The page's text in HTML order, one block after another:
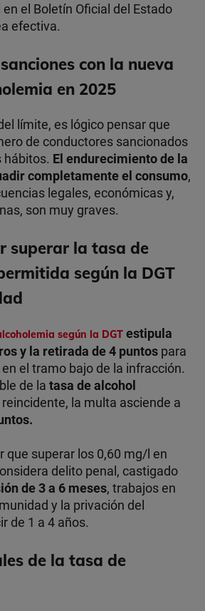
el Boletín Oficial del Estado
efectiva.
con la nueva
en 2025
límite, es lógico pensar que
de conductores sancionados
hábitos. El endurecimiento de la
completamente el consumo,
legales, económicas y,
son muy graves.
superar la tasa de
según la DGT
según la DGT estipula
y la retirada de 4 puntos para
el tramo bajo de la infracción.
de la tasa de alcohol
reincidente, la multa asciende a
que superar los 0,60 mg/l en
delito penal, castigado
de 3 a 6 meses, trabajos en
y la privación del
de 1 a 4 años.
de la tasa de